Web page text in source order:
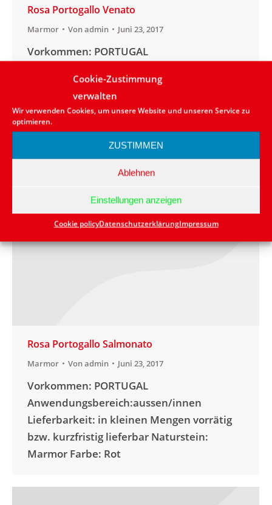
Cookie-Zustimmung
verwalten
Wir verwenden Cookies, um unsere Website und unseren Service zu
optimieren.
ZUSTIMMEN
Ablehnen
Einstellungen anzeigen
Cookie policyDatenschutzerklärungImpressum
Rosa Portogallo Venato
Marmor Vonadmin Juni 23, 2017
Vorkommen: PORTUGAL
Lieferbarkeit: in kleinen Mengen vorrätig
bzw. kurzfristig lieferbar Naturstein:
Marmor Farbe: Rot
Rosa Portogallo Salmonato
Marmor Vonadmin Juni 23, 2017
Vorkommen: PORTUGAL
Anwendungsbereich:aussen/innen
Lieferbarkeit: in kleinen Mengen vorrätig
bzw. kurzfristig lieferbar Naturstein:
Marmor Farbe: Rot